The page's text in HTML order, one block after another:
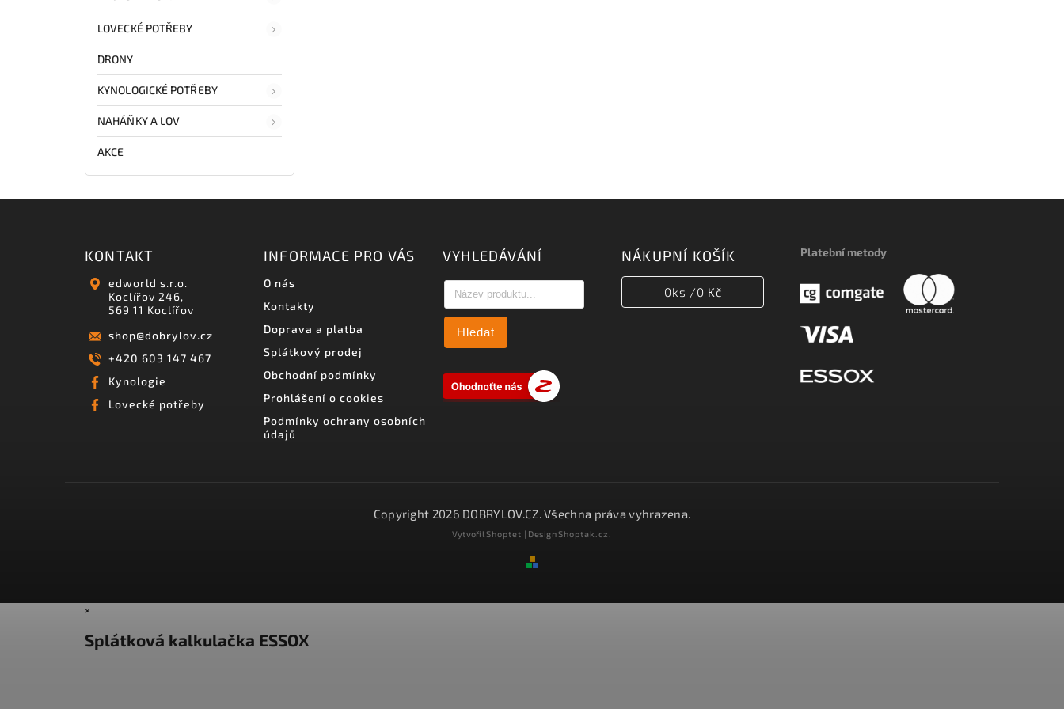
LOVECKÉ POTŘEBY
DRONY
KYNOLOGICKÉ POTŘEBY
NAHÁŇKY A LOV
AKCE
KONTAKT
edworld s.r.o.
Koclířov 246,
569 11 Koclířov
shop@dobrylov.cz
+420 603 147 467
Kynologie
Lovecké potřeby
INFORMACE PRO VÁS
O nás
Kontakty
Doprava a platba
Splátkový prodej
Obchodní podmínky
Prohlášení o cookies
Podmínky ochrany osobních
údajů
VYHLEDÁVÁNÍ
Hledat
NÁKUPNÍ KOŠÍK
0ks /0 Kč
Platební metody
Copyright 2026 DOBRYLOV.CZ. Všechna práva vyhrazena.
VytvořilShoptet | DesignShoptak.cz.
×
Splátková kalkulačka ESSOX